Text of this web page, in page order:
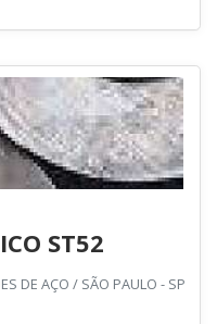
ST52
DE AÇO / SÃO PAULO - SP